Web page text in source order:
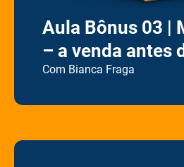
Aula Bônus 03 |
– a venda antes
Com Bianca Fraga